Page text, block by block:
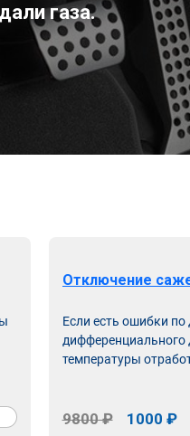
газа.
Отключение
Если есть ошибки
дифференциального
температуры
9800 ₽ 1000 ₽